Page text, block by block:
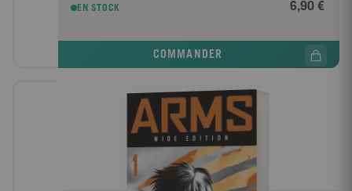
EN STOCK 6,90 €
COMMANDER